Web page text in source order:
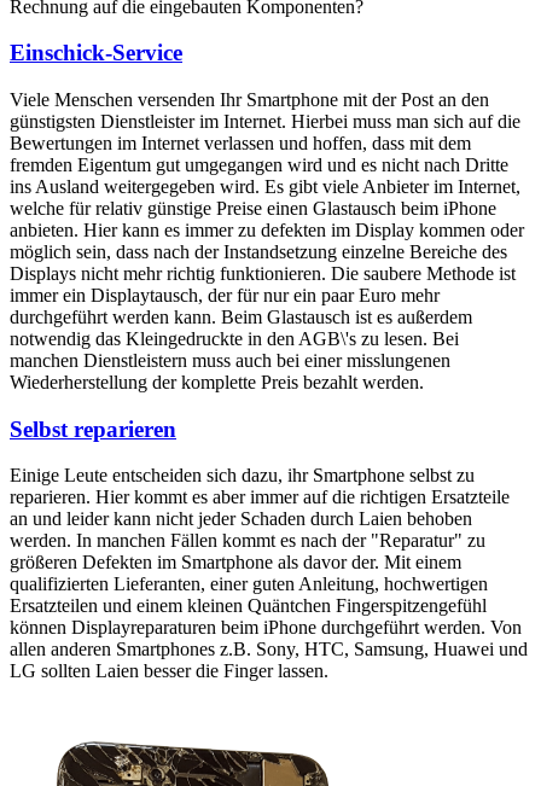
Rechnung auf die eingebauten Komponenten?
Einschick-Service
Viele Menschen versenden Ihr Smartphone mit der Post an den
günstigsten Dienstleister im Internet. Hierbei muss man sich auf die
Bewertungen im Internet verlassen und hoffen, dass mit dem
fremden Eigentum gut umgegangen wird und es nicht nach Dritte
ins Ausland weitergegeben wird. Es gibt viele Anbieter im Internet,
welche für relativ günstige Preise einen Glastausch beim iPhone
anbieten. Hier kann es immer zu defekten im Display kommen oder
möglich sein, dass nach der Instandsetzung einzelne Bereiche des
Displays nicht mehr richtig funktionieren. Die saubere Methode ist
immer ein Displaytausch, der für nur ein paar Euro mehr
durchgeführt werden kann. Beim Glastausch ist es außerdem
notwendig das Kleingedruckte in den AGB\'s zu lesen. Bei
manchen Dienstleistern muss auch bei einer misslungenen
Wiederherstellung der komplette Preis bezahlt werden.
Selbst reparieren
Einige Leute entscheiden sich dazu, ihr Smartphone selbst zu
reparieren. Hier kommt es aber immer auf die richtigen Ersatzteile
an und leider kann nicht jeder Schaden durch Laien behoben
werden. In manchen Fällen kommt es nach der "Reparatur" zu
größeren Defekten im Smartphone als davor der. Mit einem
qualifizierten Lieferanten, einer guten Anleitung, hochwertigen
Ersatzteilen und einem kleinen Quäntchen Fingerspitzengefühl
können Displayreparaturen beim iPhone durchgeführt werden. Von
allen anderen Smartphones z.B. Sony, HTC, Samsung, Huawei und
LG sollten Laien besser die Finger lassen.